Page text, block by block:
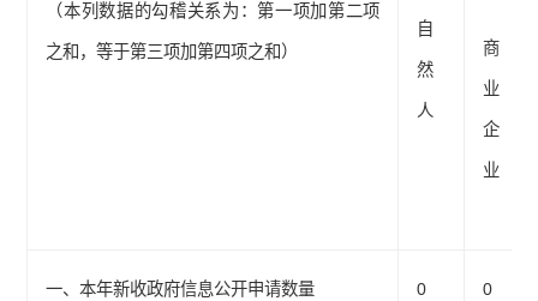
（本列数据的勾稽关系为：第一项加第二项
之和，等于第三项加第四项之和）
自
然
人
商
业
企
业
一、本年新收政府信息公开申请数量 0 0